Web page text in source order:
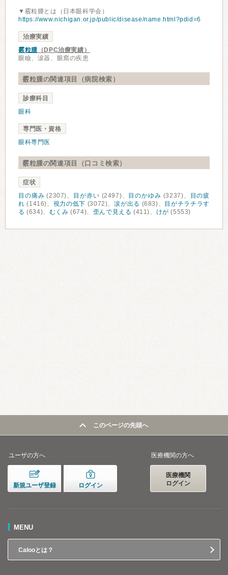
▼霰粒腫とは（日本眼科学会）
https://www.nichigan.or.jp/public/disease/name.html?pdid=6
治療実績
霰粒腫（DPC治療実績）
眼瞼、涙器、眼窩の疾患
霰粒腫の関連項目（病院検索）
診療科目
眼科
専門医・資格
眼科専門医
霰粒腫の関連項目（口コミ検索）
症状
目の痛み (2307)、 目が赤い (2497)、 目のかゆみ (3237)、
目の疲
れ (1416)、 視力の低下 (3072)、涙が出る (683)、
目がチラチラす
る (634)、 むくみ (674)、 歪んで見える (411)、 けが (5553)
このページの先頭へ
ユーザの方へ
新規ユーザ登録 ログイン
医療機関の方へ
医療機関
ログイン
MENU
Calooとは？